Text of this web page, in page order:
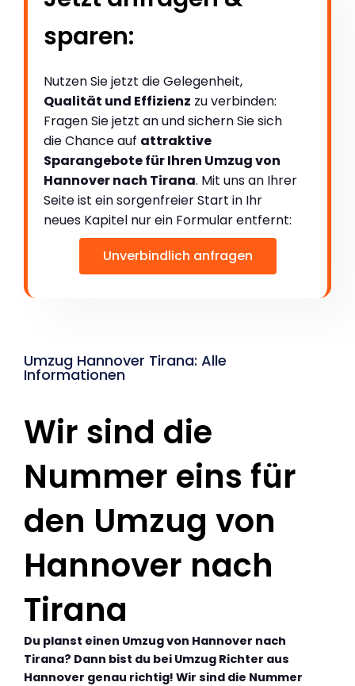
sparen:
Nutzen Sie jetzt die Gelegenheit,
Qualität und Effizienz zu verbinden:
Fragen Sie jetzt an und sichern Sie sich
die Chance auf attraktive
Sparangebote für Ihren Umzug von
Hannover nach Tirana. Mit uns an Ihrer
Seite ist ein sorgenfreier Start in Ihr
neues Kapitel nur ein Formular entfernt:
Unverbindlich anfragen
Umzug Hannover Tirana: Alle
Informationen
Wir sind die
Nummer eins für
den Umzug von
Hannover nach
Tirana
Du planst einen Umzug von Hannover nach
Tirana? Dann bist du bei Umzug Richter aus
Hannover genau richtig! Wir sind die Nummer